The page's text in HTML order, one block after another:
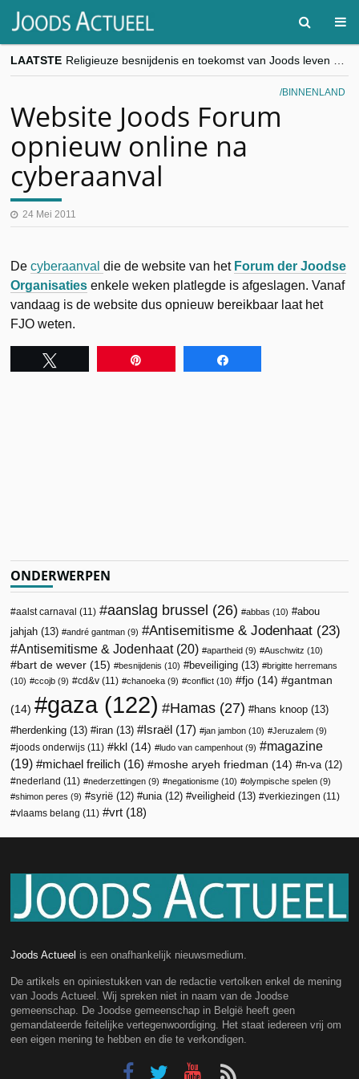
LAATSTE
“Besnijdenisdebat toont hoe moeilijk seculiere Westen minderheden begrijpt”, Jinnih Beels (Vooruit)
CITYTRIP | ROEMENIË – Boekarest: de verrassing van Oost-Europa
BINNENLAND
Website Joods Forum
opnieuw online na
cyberaanval
24 Mei 2011
Decyberaanvaldie de website van het Forum der Joodse
Organisaties enkele weken platlegde is afgeslagen. Vanaf
vandaag is de website dus opnieuw bereikbaar laat het
FJO weten.
ONDERWERPEN
aalst carnaval (11) aanslag brussel (26) abbas (10)
abou
jahjah (13) andré gantman (9) Antisemitisme & Jodenhaat (23)
Antisemitisme & Jodenhaat(20) apartheid (9) Auschwitz (10)
bart de wever (15) besnijdenis (10) beveiliging (13)
brigitte herremans
(10)
ccojb (9) cd&v (11) chanoeka (9) conflict (10) fjo (14) gantman
(14) gaza (122) Hamas (27) hans knoop (13)
herdenking (13) iran (13) Israël (17) jan jambon (10) Jeruzalem (9)
joods onderwijs (11) kkl (14) ludo van campenhout (9)
magazine
(19)
michael freilich (16) moshe aryeh friedman (14) n-va (12)
nederland (11) nederzettingen (9) negationisme (10) olympische spelen (9)
shimon peres (9) syrië (12) unia (12) veiligheid (13) verkiezingen (11)
vlaams belang (11) vrt (18)
Joods Actueel is een onafhankelijk nieuwsmedium.
De artikels en opiniestukken van de redactie vertolken enkel de mening
van Joods Actueel. Wij spreken niet in naam van de Joodse
gemeenschap. De Joodse gemeenschap in België heeft geen
gemandateerde feitelijke vertegenwoordiging. Het staat iedereen vrij om
een eigen mening te hebben en die te verkondigen.